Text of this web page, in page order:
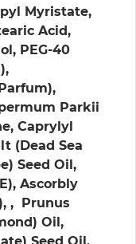
Myristate,
Acid,
PEG-40
Parkii
Caprylyl
(Dead Sea
Seed Oil,
Ascorbly
, Prunus
Oil,
Seed Oil,